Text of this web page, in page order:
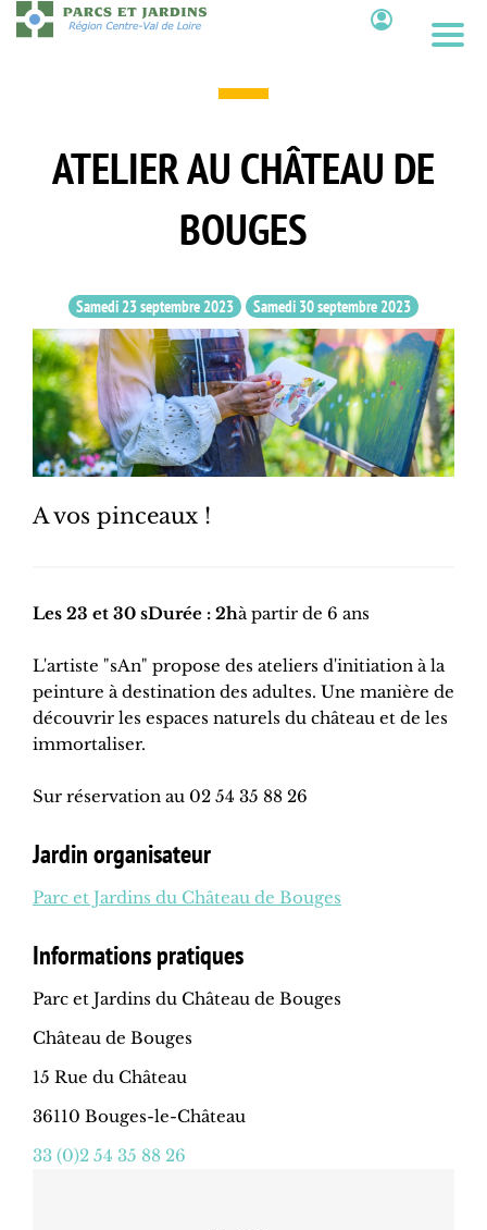
Aller
au
ATELIER AU CHÂTEAU DE
BOUGES
Samedi 23 septembre 2023 Samedi 30 septembre 2023
A vos pinceaux !
Les 23 et 30 sDurée : 2hà partir de 6 ans
L'artiste "sAn" propose des ateliers d'initiation à la
peinture à destination des adultes. Une manière de
découvrir les espaces naturels du château et de les
immortaliser.
Sur réservation au 02 54 35 88 26
Jardin organisateur
Parc et Jardins du Château de Bouges
Informations pratiques
Parc et Jardins du Château de Bouges
Château de Bouges
15 Rue du Château
36110 Bouges-le-Château
33 (0)2 54 35 88 26